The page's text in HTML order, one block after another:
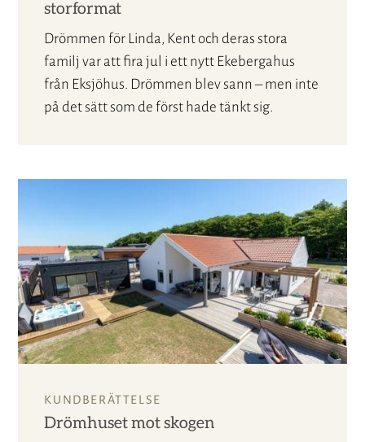
storformat
Drömmen för Linda, Kent och deras stora
familj var att fira jul i ett nytt Ekebergahus
från Eksjöhus. Drömmen blev sann – men inte
på det sätt som de först hade tänkt sig.
KUNDBERÄTTELSE
Drömhuset mot skogen